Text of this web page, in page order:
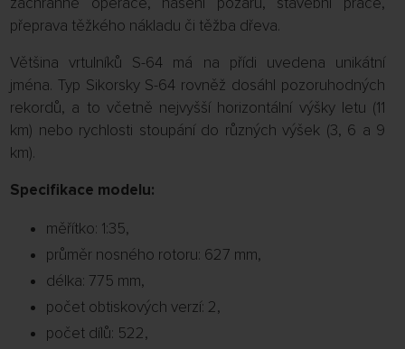
přeprava těžkého nákladu či těžba dřeva.
Většina vrtulníků S-64 má na přídi uvedena unikátní
jména. Typ Sikorsky S-64 rovněž dosáhl pozoruhodných
rekordů, a to včetně nejvyšší horizontální výšky letu (11
km) nebo rychlosti stoupání do různých výšek (3, 6 a 9
km).
Specifikace modelu:
měřítko: 1:35,
průměr nosného rotoru: 627 mm,
délka: 775 mm,
počet obtiskových verzí: 2,
počet dílů: 522,